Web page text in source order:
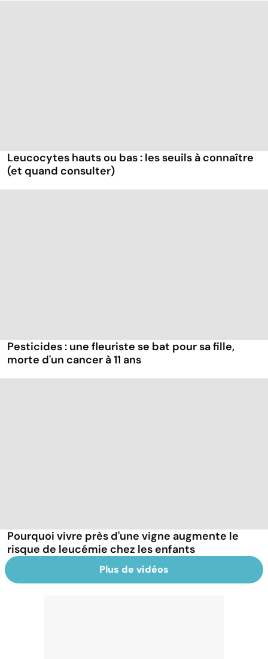
Leucocytes hauts ou bas : les seuils à connaître
(et quand consulter)
Pesticides : une fleuriste se bat pour sa fille,
morte d'un cancer à 11 ans
Pourquoi vivre près d'une vigne augmente le
risque de leucémie chez les enfants
Plus de vidéos